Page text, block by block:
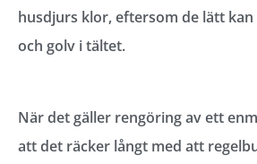
husdjurs klor, eftersom de lätt kan
och golv i tältet.
När det gäller rengöring av ett
att det räcker långt med att